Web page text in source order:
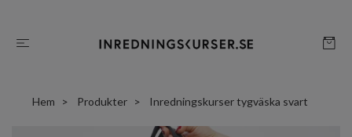
Hem Produkter Inredningskurser tygväska svart